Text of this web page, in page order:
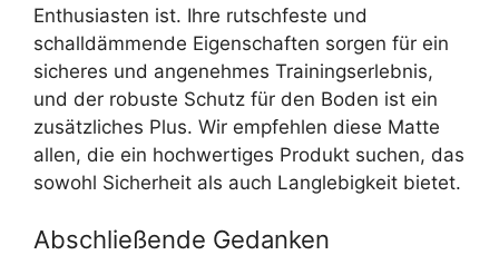
Enthusiasten ist. Ihre rutschfeste und
schalldämmende Eigenschaften sorgen für ein
sicheres und angenehmes Trainingserlebnis,
und der robuste Schutz für den Boden ist ein
zusätzliches Plus. Wir empfehlen diese Matte
allen, die ein hochwertiges Produkt suchen, das
sowohl Sicherheit als auch Langlebigkeit bietet.
Abschließende Gedanken